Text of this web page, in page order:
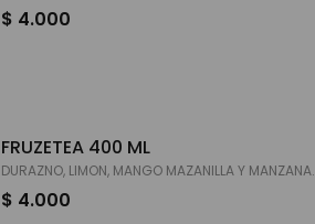
$ 4.000
FRUZETEA 400 ML
DURAZNO, LIMON, MANGO MAZANILLA Y MANZANA.
$ 4.000